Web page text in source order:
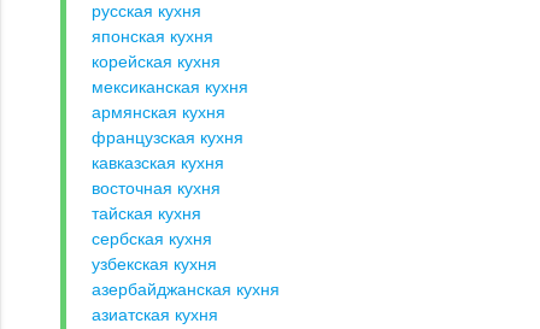
русская кухня
японская кухня
корейская кухня
мексиканская кухня
армянская кухня
французская кухня
кавказская кухня
восточная кухня
тайская кухня
сербская кухня
узбекская кухня
азербайджанская кухня
азиатская кухня